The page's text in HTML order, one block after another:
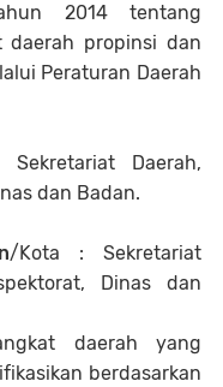
2014 tentang
daerah propinsi dan
Peraturan Daerah
Daerah,
dan Badan.
/Kota : Sekretariat
Dinas dan
daerah yang
berdasarkan